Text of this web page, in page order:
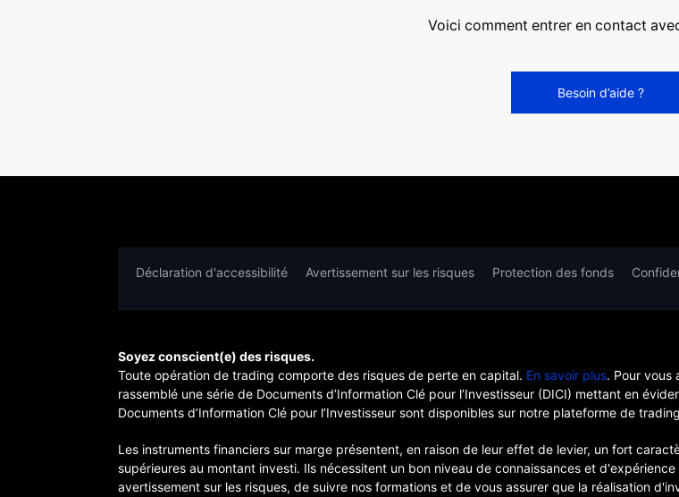
Voici comment entrer en contact
Besoin d’aide ?
Déclaration d'accessibilité Avertissement sur les risques Protection des fonds
Soyez conscient(e) des risques.
Toute opération de trading comporte des risques de perte en capital. En savoir plus. Pour vous
rassemblé une série de Documents d’Information Clé pour l’Investisseur (DICI) mettant en
Documents d’Information Clé pour l’Investisseur sont disponibles sur notre plateforme de
Les instruments financiers sur marge présentent, en raison de leur effet de levier, un fort
supérieures au montant investi. Ils nécessitent un bon niveau de connaissances et
avertissement sur les risques, de suivre nos formations et de vous assurer que la réalisation